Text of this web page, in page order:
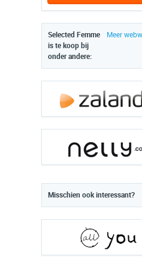
Meer
Selected Femme
is te koop bij
onder andere:
Misschien ook interessant?